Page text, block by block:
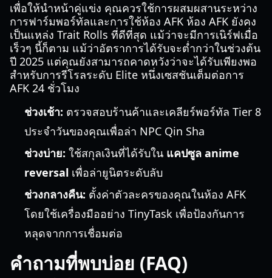
เพื่อให้นำหน้าคู่แข่ง คุณควรใช้การผสมผสานระหว่าง
การฟาร์มพอร์ทัลและการใช้ห้อง AFK ห้อง AFK ยังคง
เป็นแหล่ง Trait Rolls ที่ดีที่สุด แม้ว่าจะมีการเนิร์ฟเมื่อ
เร็วๆ นี้ก็ตาม แม้ว่าอัตราการได้รับจะต่ำกว่าในช่วงต้น
ปี 2025 แต่คุณยังสามารถคาดหวังว่าจะได้รับเพียงพอ
สำหรับการรีโรลระดับ Elite หนึ่งเซสชันเต็มต่อการ
AFK 24 ชั่วโมง
ช่วงเช้า: ตรวจสอบร้านค้าและเคลียร์พอร์ทัล Tier 8
ประจำวันของคุณเพื่อล่า NPC Qin Sha
ช่วงบ่าย: ใช้สกุลเงินที่ได้รับใน แคปซูล anime
reversal เพื่อล่ายูนิตระดับลับ
ช่วงกลางคืน: ตั้งค่าตัวละครของคุณในห้อง AFK
โดยใช้เครื่องมืออย่าง TinyTask เพื่อป้องกันการ
หลุดจากการเชื่อมต่อ
คำถามที่พบบ่อย (FAQ)